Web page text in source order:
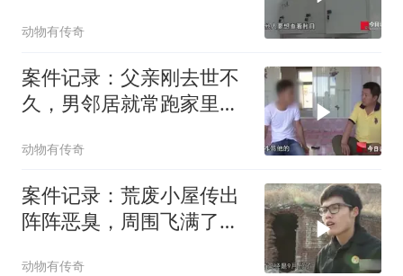
动物有传奇
案件记录：父亲刚去世不
久，男邻居就常跑家里找
动物有传奇
案件记录：荒废小屋传出
阵阵恶臭，周围飞满了苍
动物有传奇